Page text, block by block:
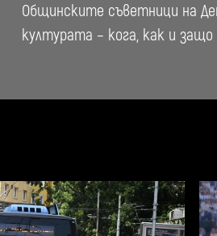
Общинските съветници на
културата – кога, как и